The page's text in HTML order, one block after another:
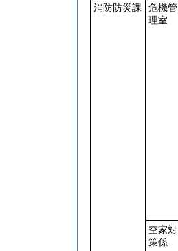
消防防災課
危機管
理室
空家対
策係